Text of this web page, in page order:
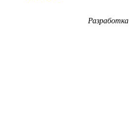
Разработка